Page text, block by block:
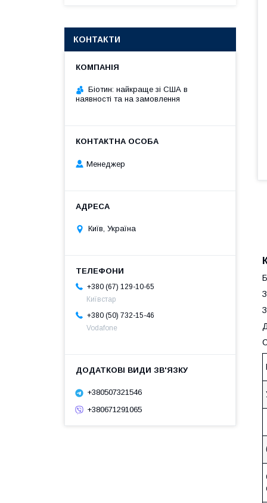
КОНТАКТИ
Біотин: найкраще зі США в
наявності та на замовлення
Менеджер
Київ, Україна
+380 (67) 129-10-65
Київстар
+380 (50) 732-15-46
Vodafone
+380507321546
+380671291065